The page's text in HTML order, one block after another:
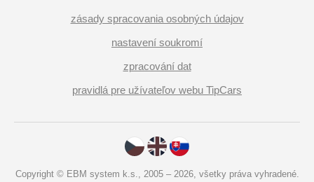
zásady spracovania osobných údajov
nastavení soukromí
zpracování dat
pravidlá pre užívateľov webu TipCars
Copyright © EBM system k.s., 2005 – 2026, všetky práva vyhradené.